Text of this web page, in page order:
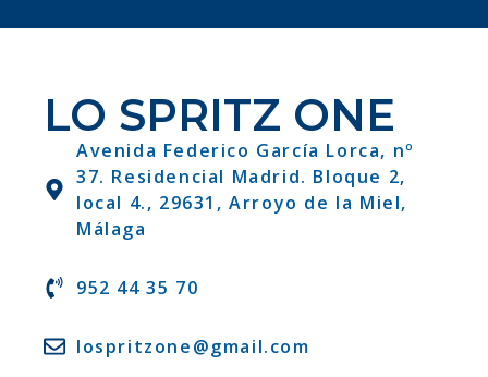
LO SPRITZ ONE
Avenida Federico García Lorca, nº
37. Residencial Madrid. Bloque 2,
local 4., 29631, Arroyo de la Miel,
Málaga
952 44 35 70
lospritzone@gmail.com